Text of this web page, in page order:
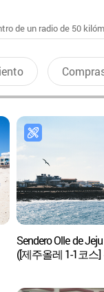
de un radio de 50
Sendero Olle de
([제주올레 1-1코스